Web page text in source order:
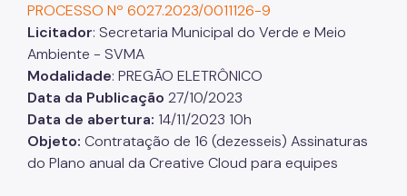
PROCESSO Nº 6027.2023/0011126-9
Licitador: Secretaria Municipal do Verde e Meio
Ambiente - SVMA
Modalidade: PREGÃO ELETRÔNICO
Data da Publicação 27/10/2023
Data de abertura: 14/11/2023 10h
Objeto: Contratação de 16 (dezesseis) Assinaturas
do Plano anual da Creative Cloud para equipes